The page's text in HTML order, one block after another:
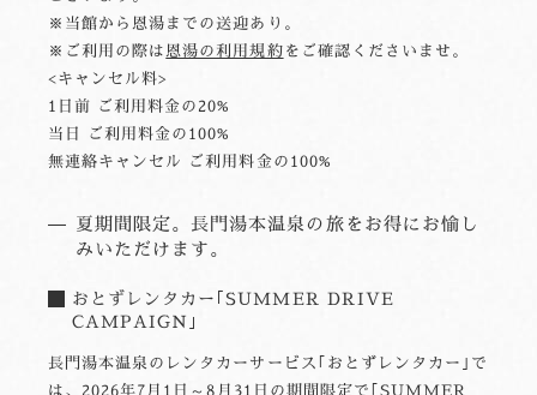
※当館から恩湯までの送迎あり。
※ご利用の際は恩湯の利用規約をご確認くださいませ。
<キャンセル料>
1日前 ご利用料金の20%
当日 ご利用料金の100%
無連絡キャンセル ご利用料金の100%
夏期間限定。長門湯本温泉の旅をお得にお愉し
みいただけます。
おとずレンタカー｢SUMMER DRIVE
CAMPAIGN｣
長門湯本温泉のレンタカーサービス｢おとずレンタカー｣で
は、2026年7月1日～8月31日の期間限定で｢SUMMER